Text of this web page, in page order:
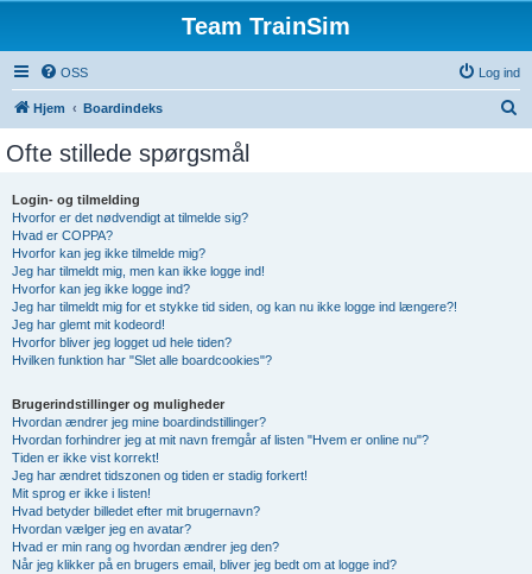
Team TrainSim
OSS Log ind
Hjem Boardindeks
Ofte stillede spørgsmål
Login- og tilmelding
Hvorfor er det nødvendigt at tilmelde sig?
Hvad er COPPA?
Hvorfor kan jeg ikke tilmelde mig?
Jeg har tilmeldt mig, men kan ikke logge ind!
Hvorfor kan jeg ikke logge ind?
Jeg har tilmeldt mig for et stykke tid siden, og kan nu ikke logge ind længere?!
Jeg har glemt mit kodeord!
Hvorfor bliver jeg logget ud hele tiden?
Hvilken funktion har "Slet alle boardcookies"?
Brugerindstillinger og muligheder
Hvordan ændrer jeg mine boardindstillinger?
Hvordan forhindrer jeg at mit navn fremgår af listen "Hvem er online nu"?
Tiden er ikke vist korrekt!
Jeg har ændret tidszonen og tiden er stadig forkert!
Mit sprog er ikke i listen!
Hvad betyder billedet efter mit brugernavn?
Hvordan vælger jeg en avatar?
Hvad er min rang og hvordan ændrer jeg den?
Når jeg klikker på en brugers email, bliver jeg bedt om at logge ind?